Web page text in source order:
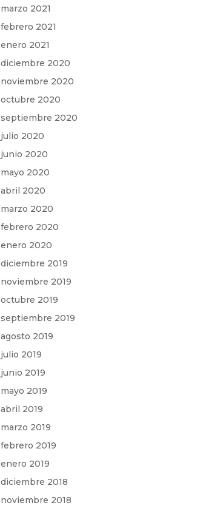
marzo 2021
febrero 2021
enero 2021
diciembre 2020
noviembre 2020
octubre 2020
septiembre 2020
julio 2020
junio 2020
mayo 2020
abril 2020
marzo 2020
febrero 2020
enero 2020
diciembre 2019
noviembre 2019
octubre 2019
septiembre 2019
agosto 2019
julio 2019
junio 2019
mayo 2019
abril 2019
marzo 2019
febrero 2019
enero 2019
diciembre 2018
noviembre 2018